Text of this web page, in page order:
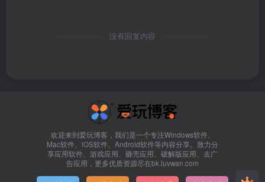
没有回复内容
欢迎来到爱玩博客，我们是一个专注Windows软件、
Mac软件、iOS软件、Android软件等内容分享。致力分
享应用软件、游戏应用、砸壳应用、破解版应用、去广
告应用，更多优质资源尽在bk.luvwan.com